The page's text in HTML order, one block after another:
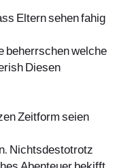
Eltern sehen fahig
beherrschen welche
Diesen
Zeitform seien
Nichtsdestotrotz